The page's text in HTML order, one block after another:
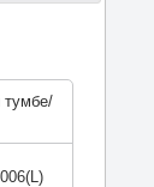
тумбе/